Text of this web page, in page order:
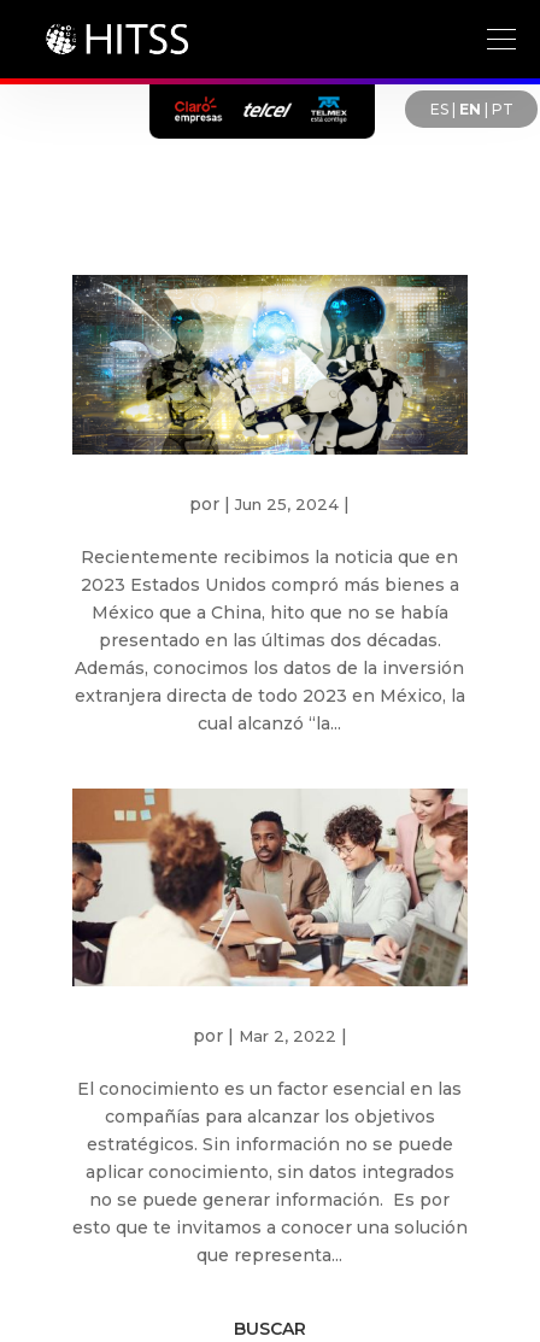
ES| EN PT
por |Jun 25, 2024 |
Recientemente recibimos la noticia que en
2023 Estados Unidos compró más bienes a
México que a China, hito que no se había
presentado en las últimas dos décadas.
Además, conocimos los datos de la inversión
extranjera directa de todo 2023 en México, la
cual alcanzó “la...
por Mar 2, 2022
El conocimiento es un factor esencial en las
compañías para alcanzar los objetivos
estratégicos. Sin información no se puede
aplicar conocimiento, sin datos integrados
no se puede generar información. Es por
esto que te invitamos a conocer una solución
que representa...
BUSCAR